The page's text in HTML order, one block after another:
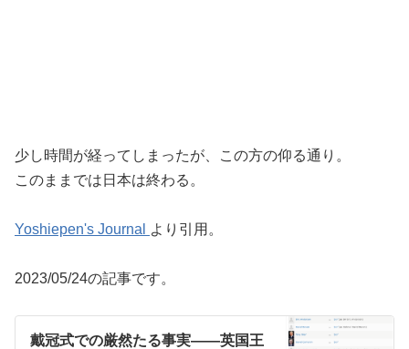
少し時間が経ってしまったが、この方の仰る通り。
このままでは日本は終わる。
Yoshiepen's Journal より引用。
2023/05/24の記事です。
戴冠式での厳然たる事実——英国王